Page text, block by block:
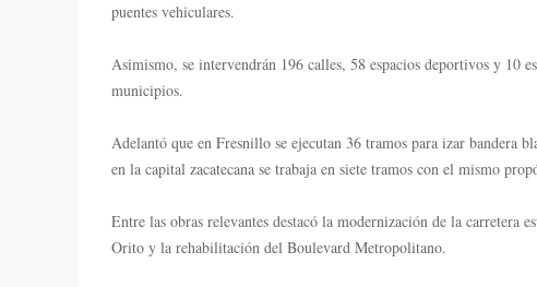
puentes vehiculares.
Asimismo, se intervendrán 196 calles, 58 espacios deportivos y 10
municipios.
Adelantó que en Fresnillo se ejecutan 36 tramos para izar bandera
en la capital zacatecana se trabaja en siete tramos con el mismo
Entre las obras relevantes destacó la modernización de la carretera
Orito y la rehabilitación del Boulevard Metropolitano.